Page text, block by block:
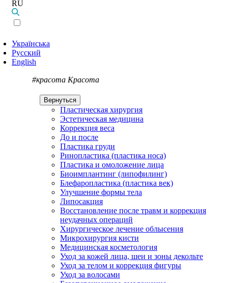
RU
Українська
Русский
English
#красота Красота
Вернуться
Пластическая хирургия
Эстетическая медицина
Коррекция веса
До и после
Пластика груди
Ринопластика (пластика носа)
Пластика и омоложение лица
Биоимплантинг (липофилинг)
Блефаропластика (пластика век)
Улучшение формы тела
Липосакция
Восстановление после травм и коррекция
неудачных операций
Хирургическое лечение облысения
Микрохирургия кисти
Медицинская косметология
Уход за кожей лица, шеи и зоны декольте
Уход за телом и коррекция фигуры
Уход за волосами